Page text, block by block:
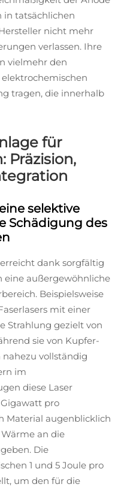
in tatsächlichen
nicht mehr
verlassen. Ihre
vielmehr den
tragen, die innerhalb
für
Präzision,
selektive
Schädigung des
dank sorgfältig
außergewöhnliche
Beispielsweise
mit einer
Strahlung gezielt von
sie von Kupfer-
vollständig
im
diese Laser
pro
Material augenblicklich
an die
Die
1 und 5 Joule pro
um den für die